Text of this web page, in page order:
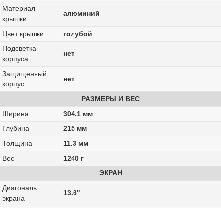
Материал
крышки
алюминий
Цвет крышки
голубой
Подсветка
корпуса
нет
Защищенный
корпус
нет
РАЗМЕРЫ И ВЕС
Ширина
304.1 мм
Глубина
215 мм
Толщина
11.3 мм
Вес
1240 г
ЭКРАН
Диагональ
экрана
13.6"